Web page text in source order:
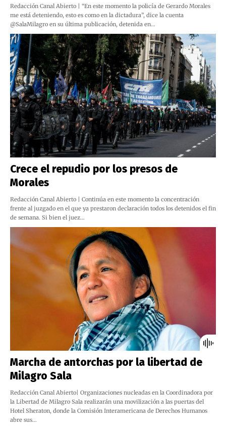
Redacción Canal Abierto | “En este momento la policía de Gerardo Morales
me está deteniendo, esto es como en la dictadura”, dice la cuenta
@SalaMilagro en su última publicación, detenida en…
Crece el repudio por los presos de
Morales
Redacción Canal Abierto | Continúa en este momento la concentración
frente al juzgado en el que ya prestaron declaración todos los detenidos el fin
de semana. Si bien el juez…
Marcha de antorchas por la libertad de
Milagro Sala
Redacción Canal Abierto| Organizaciones nucleadas en la Coordinadora por
la Libertad de Milagro Sala realizarán una movilización a las puertas del
Hotel Sheraton, donde la Comisión Interamericana de Derechos Humanos
abre sus…